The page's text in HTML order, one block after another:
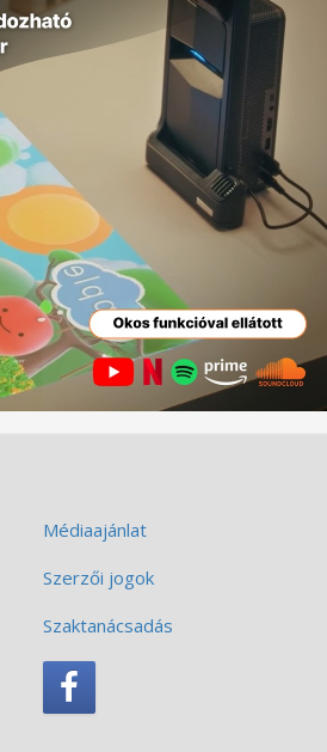
Médiaajánlat
Szerzői jogok
Szaktanácsadás